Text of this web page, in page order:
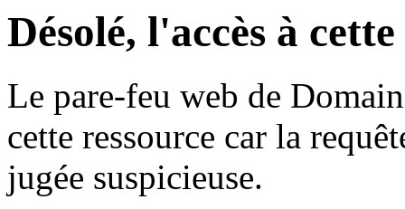
Désolé, l'accès à
Le pare-feu web de
cette ressource car la
jugée suspicieuse.